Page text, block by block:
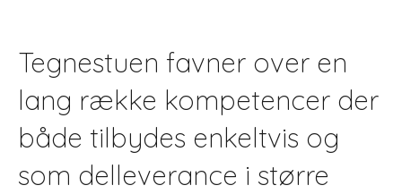
Tegnestuen favner over en
lang række kompetencer der
både tilbydes enkeltvis og
som delleverance i større